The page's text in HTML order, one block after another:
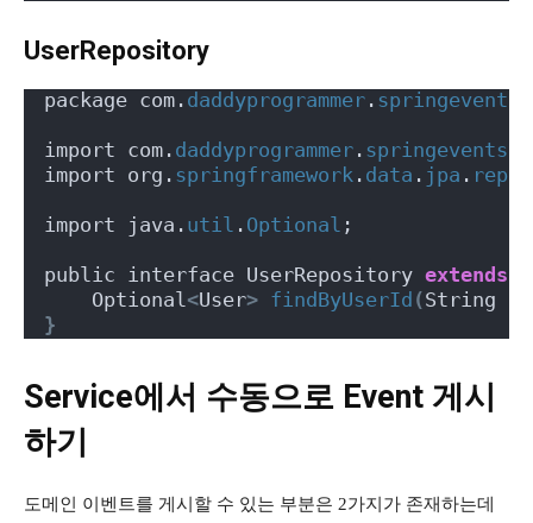
UserRepository
package com. daddyprogrammer . springevents
import com. daddyprogrammer . springevents
import org. springframework . data . jpa .
import java. util . Optional ;
public interface UserRepository extends
    Optional
<User> findByUserId (String
}
Service에서 수동으로 Event 게시
하기
도메인 이벤트를 게시할 수 있는 부분은 2가지가 존재하는데